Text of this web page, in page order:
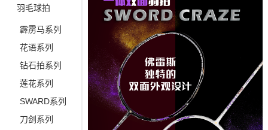
羽毛球拍
霹雳马系列
花语系列
钻石拍系列
莲花系列
SWARD系列
刀剑系列